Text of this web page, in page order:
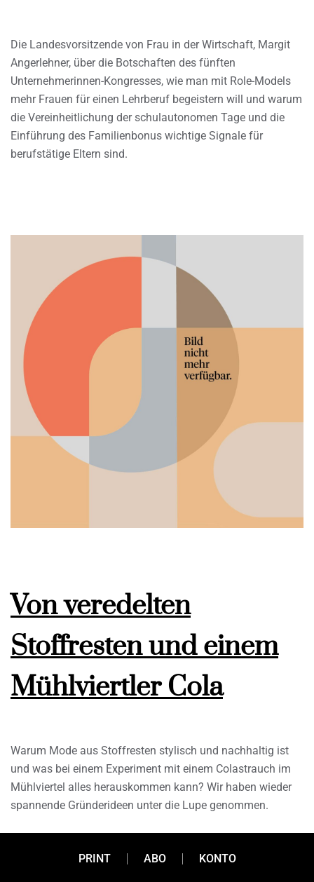
Die Landesvorsitzende von Frau in der Wirtschaft, Margit
Angerlehner, über die Botschaften des fünften
Unternehmerinnen-Kongresses, wie man mit Role-Models
mehr Frauen für einen Lehrberuf begeistern will und warum
die Vereinheitlichung der schulautonomen Tage und die
Einführung des Familienbonus wichtige Signale für
berufstätige Eltern sind.
Von veredelten
Stoffresten und einem
Mühlviertler Cola
Warum Mode aus Stoffresten stylisch und nachhaltig ist
und was bei einem Experiment mit einem Colastrauch im
Mühlviertel alles herauskommen kann? Wir haben wieder
spannende Gründerideen unter die Lupe genommen.
PRINT ABO KONTO